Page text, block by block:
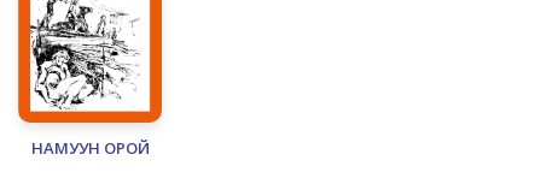
НАМУУН ОРОЙ